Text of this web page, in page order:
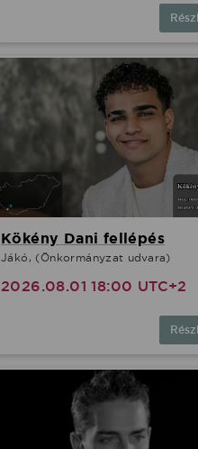
Kökény Dani fellépés
Jákó, (Önkormányzat udvara)
2026.08.01 18:00 UTC+2